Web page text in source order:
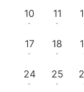
10
-
11
-
17
-
18
-
24
-
25
-